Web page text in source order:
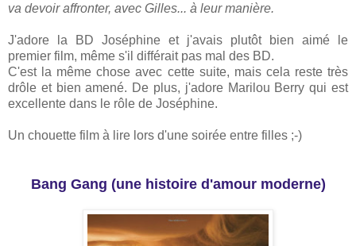
va devoir affronter, avec Gilles... à leur manière.
J'adore la BD Joséphine et j'avais plutôt bien aimé le
premier film, même s'il différait pas mal des BD.
C'est la même chose avec cette suite, mais cela reste très
drôle et bien amené. De plus, j'adore Marilou Berry qui est
excellente dans le rôle de Joséphine.
Un chouette film à lire lors d'une soirée entre filles ;-)
Bang Gang (une histoire d'amour moderne)